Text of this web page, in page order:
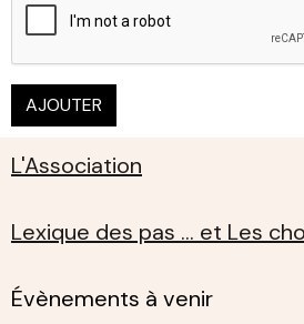
AJOUTER
L'Association
Lexique des pas ... et Les
Évènements à venir